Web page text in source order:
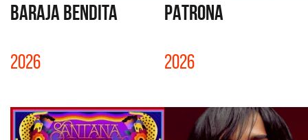
BARAJA BENDITA
2026
PATRONA
2026